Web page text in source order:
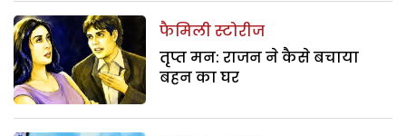
फैमिली स्टोरीज
तृप्त मन: राजन ने कैसे बचाया
बहन का घर